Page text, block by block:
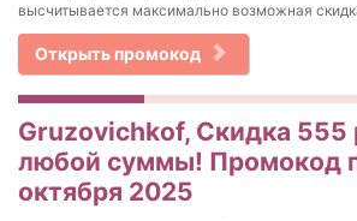
высчитывается максимально возможная
Открыть промокод
Gruzovichkof, Скидка 555
любой суммы! Промокод
октября 2025